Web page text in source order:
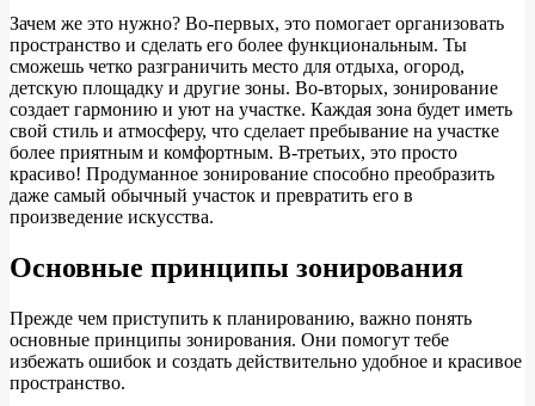
Зачем же это нужно? Во-первых, это помогает организовать
пространство и сделать его более функциональным. Ты
сможешь четко разграничить место для отдыха, огород,
детскую площадку и другие зоны. Во-вторых, зонирование
создает гармонию и уют на участке. Каждая зона будет иметь
свой стиль и атмосферу, что сделает пребывание на участке
более приятным и комфортным. В-третьих, это просто
красиво! Продуманное зонирование способно преобразить
даже самый обычный участок и превратить его в
произведение искусства.
Основные принципы зонирования
Прежде чем приступить к планированию, важно понять
основные принципы зонирования. Они помогут тебе
избежать ошибок и создать действительно удобное и красивое
пространство.